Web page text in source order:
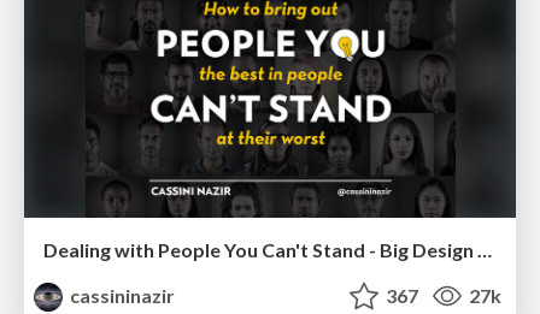
cassininazir
367 27k